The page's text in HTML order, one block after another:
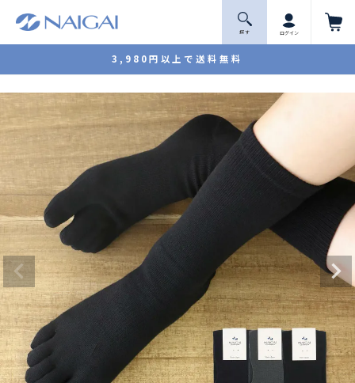
3,980円以上で送料無料
探 す ログイン